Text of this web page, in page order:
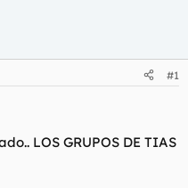
#1
LOS GRUPOS DE TIAS